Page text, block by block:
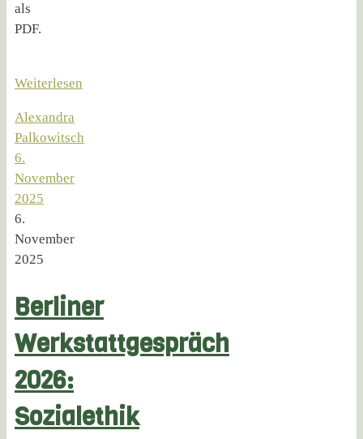
als
PDF.
Weiterlesen
Alexandra
Palkowitsch
6.
November
2025
6.
November
2025
Berliner
Werkstattgespräch
2026:
Sozialethik